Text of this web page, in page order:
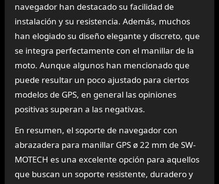
navegador han destacado su facilidad de
instalación y su resistencia. Además, muchos
han elogiado su diseño elegante y discreto, que
se integra perfectamente con el manillar de la
moto. Aunque algunos han mencionado que
puede resultar un poco ajustado para ciertos
modelos de GPS, en general las opiniones
positivas superan a las negativas.
En resumen, el soporte de navegador con
abrazadera para manillar GPS ø 22 mm de SW-
MOTECH es una excelente opción para aquellos
que buscan un soporte resistente, duradero y